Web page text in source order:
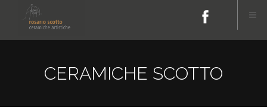
CERAMICHE SCOTTO